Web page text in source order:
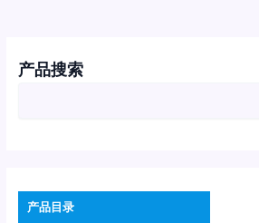
产品搜索
产品目录